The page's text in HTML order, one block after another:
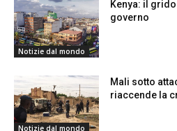
Notizie dal mondo
Kenya: il
governo
Notizie dal mondo
Mali sotto
riaccende la